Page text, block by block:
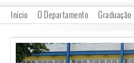
Início O Departamento Graduação